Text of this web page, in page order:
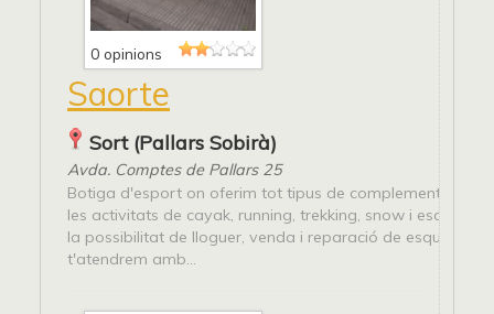
0 opinions
Saorte
Sort (Pallars Sobirà)
Avda. Comptes de Pallars 25
Botiga d'esport on oferim tot tipus de complements i
les activitats de cayak, running, trekking, snow i esquí.
la possibilitat de lloguer, venda i reparació de esquís i
t'atendrem amb...